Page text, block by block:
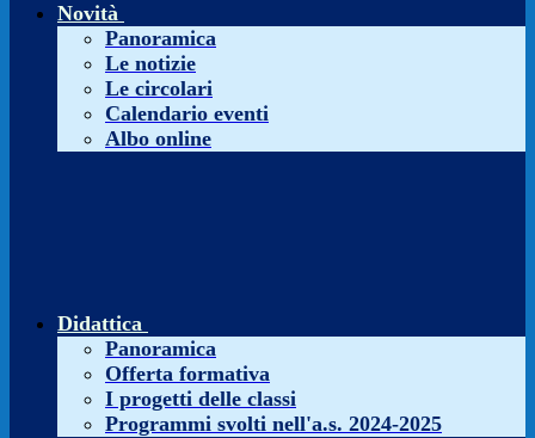
Novità
Panoramica
Le notizie
Le circolari
Calendario eventi
Albo online
Didattica
Panoramica
Offerta formativa
I progetti delle classi
Programmi svolti nell'a.s. 2024-2025